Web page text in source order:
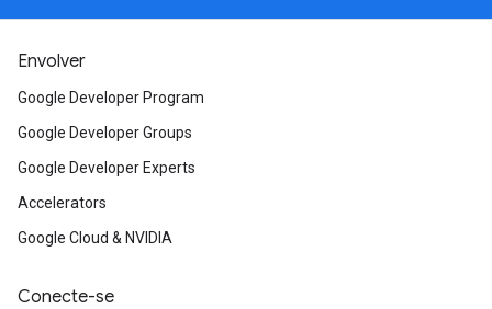
Envolver
Google Developer Program
Google Developer Groups
Google Developer Experts
Accelerators
Google Cloud & NVIDIA
Conecte-se